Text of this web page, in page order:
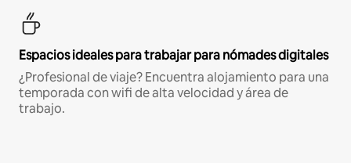
Espacios ideales para trabajar para nómades digitales
¿Profesional de viaje? Encuentra alojamiento para una
temporada con wifi de alta velocidad y área de
trabajo.